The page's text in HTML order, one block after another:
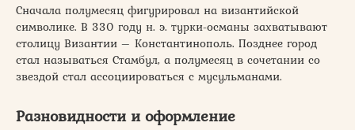
Сначала полумесяц фигурировал на византийской
символике. В 330 году н. э. турки-османы захватывают
столицу Византии – Константинополь. Позднее город
стал называться Стамбул, а полумесяц в сочетании со
звездой стал ассоциироваться с мусульманами.
Разновидности и оформление